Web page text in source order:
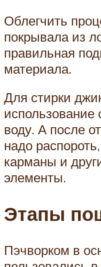
Облегчить
покрывала из
правильная
материала.
Для стирки
воду. А после
надо
карманы и
элементы.
Этапы
Пэчворком в